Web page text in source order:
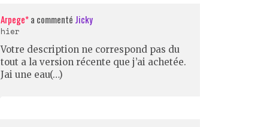
Arpege*a commenté Jicky
hier
Votre description ne correspond pas du
tout a la version récente que j’ai achetée.
Jai une eau(…)